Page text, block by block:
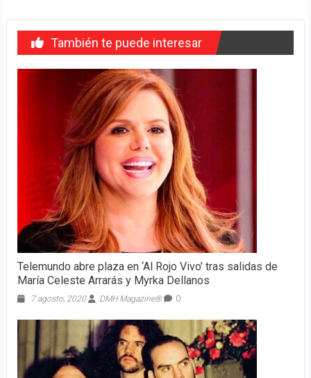
También te puede interesar
Telemundo abre plaza en ‘Al Rojo Vivo’ tras salidas de
María Celeste Arrarás y Myrka Dellanos
7 agosto, 2020 DMH Magazine® 0